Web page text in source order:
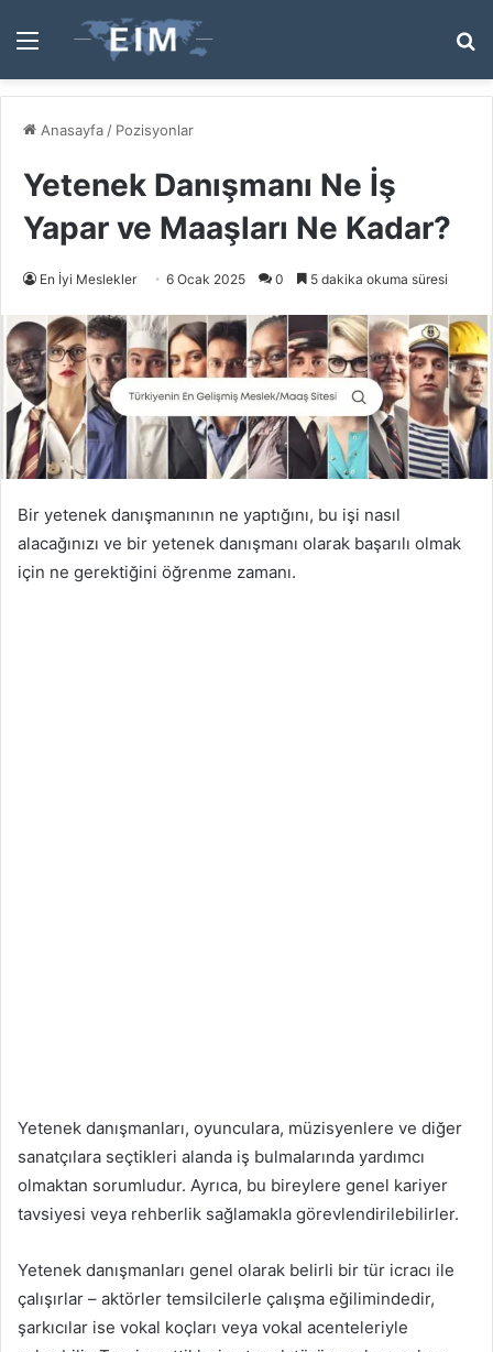
Menü
...
Anasayfa / Pozisyonlar
Yetenek Danışmanı Ne İş
Yapar ve Maaşları Ne Kadar?
En İyi Meslekler 6 Ocak 2025 0 5 dakika okuma süresi
Bir yetenek danışmanının ne yaptığını, bu işi nasıl
alacağınızı ve bir yetenek danışmanı olarak başarılı olmak
için ne gerektiğini öğrenme zamanı.
Yetenek danışmanları, oyunculara, müzisyenlere ve diğer
sanatçılara seçtikleri alanda iş bulmalarında yardımcı
olmaktan sorumludur. Ayrıca, bu bireylere genel kariyer
tavsiyesi veya rehberlik sağlamakla görevlendirilebilirler.
Yetenek danışmanları genel olarak belirli bir tür icracı ile
çalışırlar – aktörler temsilcilerle çalışma eğilimindedir,
şarkıcılar ise vokal koçları veya vokal acenteleriyle